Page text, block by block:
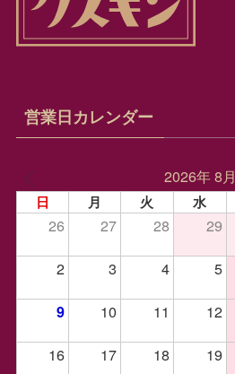
営業日カレンダー
2026年 8月
日 月 火 水
26 27 28 29
2
3 4 5
9 10 11 12
16
17 18 19